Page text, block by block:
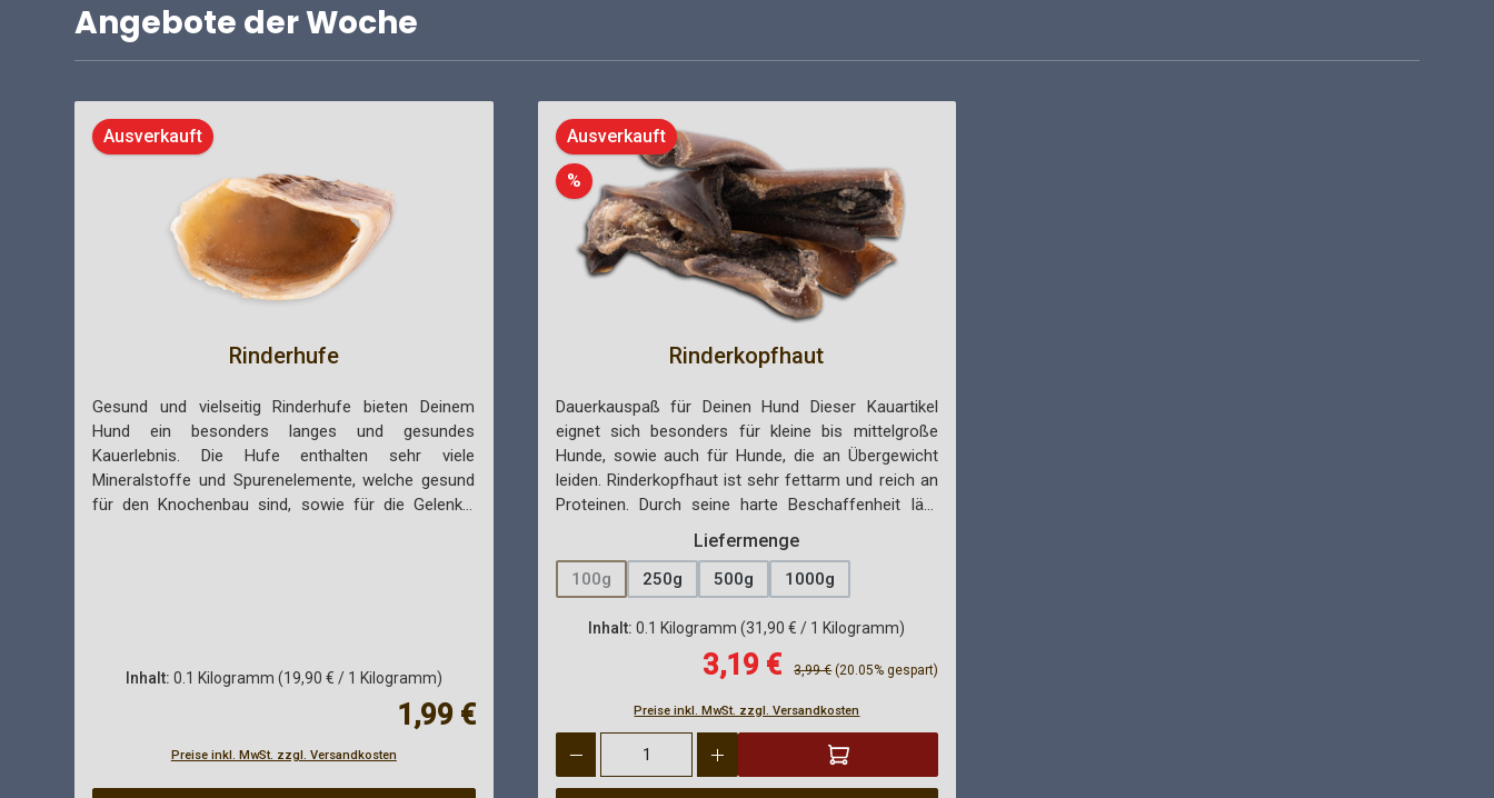
Angebote der Woche
Ausverkauft
Rinderhufe
Gesund und vielseitig Rinderhufe bieten Deinem
Hund ein besonders langes und gesundes
Kauerlebnis. Die Hufe enthalten sehr viele
Mineralstoffe und Spurenelemente, welche gesund
für den Knochenbau sind, sowie für die Gelenke,
Außerdem sind Rinderhufe besonders fettarm und
können daher auch an übergewichtige Hunde
bedenkenlos gefüttert werden. Du kannst die recht
geschmacksneutralen Rinderhufe auch super mit
Inhalt: 0.1 Kilogramm (19,90 € / 1 Kilogramm)
Regulärer Preis:
1,99 €
Preise inkl. MwSt. zzgl. Versandkosten
Ausverkauft
%Rabatt
Rinderkopfhaut
Dauerkauspaß für Deinen Hund Dieser Kauartikel
eignet sich besonders für kleine bis mittelgroße
Hunde, sowie auch für Hunde, die an Übergewicht
leiden. Rinderkopfhaut ist sehr fettarm und reich an
Proteinen. Durch seine harte Beschaffenheit lädt
dieser Kauartikel zu einem langen Kauspaß ein, was
nicht nur das Kaubedürfnis deines Vierbeiners stillt,
sondern Ihn auch Glücklich macht. Denn durch das
Kauen werden Glückhormone freigesetzt und
gleichzeitig stress abgebaut. Besonders Gesund
Kauen - Die beste Zahnpflege für Deinen Hund. In
der Natur macht es der Wolf vor, wie es geht, den
Zahnoberfläche. Plaque und Zahnstein werden so
entfernt und sogar vorgebeugt. Daher solltest Du
Liefermengeauswählen
100g
(Diese Option ist zurzeit nicht verfügbar.)
250g 500g 1000g
Inhalt:0.1 Kilogramm(31,90 € / 1 Kilogramm)
Verkaufspreis:
3,19 € Regulärer Preis:
3,99 € (20.05% gespart)
Preise inkl. MwSt. zzgl. Versandkosten
Produkt Anzahl: Gib den gewünschten Wert ein oder benutze die Schaltflächen um die Anzahl zu erhöhen oder zu reduzieren.